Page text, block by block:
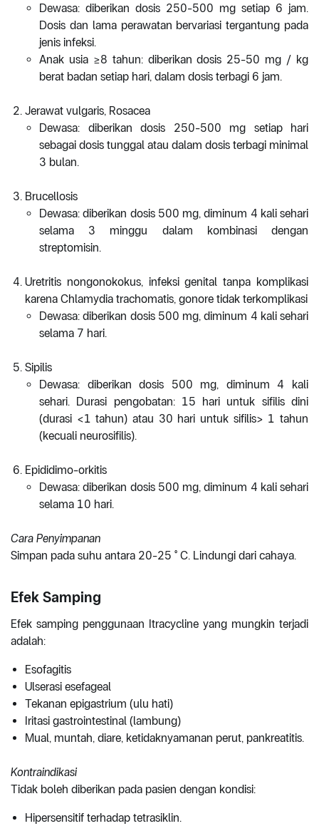
Dewasa: diberikan dosis 250-500 mg setiap 6 jam.
Dosis dan lama perawatan bervariasi tergantung pada
jenis infeksi.
Anak usia ≥8 tahun: diberikan dosis 25-50 mg / kg
berat badan setiap hari, dalam dosis terbagi 6 jam.
Jerawat vulgaris, Rosacea
Dewasa: diberikan dosis 250-500 mg setiap hari
sebagai dosis tunggal atau dalam dosis terbagi minimal
3 bulan.
Brucellosis
Dewasa: diberikan dosis 500 mg, diminum 4 kali sehari
selama 3 minggu dalam kombinasi dengan
streptomisin.
Uretritis nongonokokus, infeksi genital tanpa komplikasi
karena Chlamydia trachomatis, gonore tidak terkomplikasi
Dewasa: diberikan dosis 500 mg, diminum 4 kali sehari
selama 7 hari.
Sipilis
Dewasa: diberikan dosis 500 mg, diminum 4 kali
sehari. Durasi pengobatan: 15 hari untuk sifilis dini
(durasi <1 tahun) atau 30 hari untuk sifilis> 1 tahun
(kecuali neurosifilis).
Epididimo-orkitis
Dewasa: diberikan dosis 500 mg, diminum 4 kali sehari
selama 10 hari.
Cara Penyimpanan
Simpan pada suhu antara 20-25 ° C. Lindungi dari cahaya.
Efek Samping
Efek samping penggunaan Itracycline yang mungkin terjadi
adalah:
Esofagitis
Ulserasi esefageal
Tekanan epigastrium (ulu hati)
Iritasi gastrointestinal (lambung)
Mual, muntah, diare, ketidaknyamanan perut, pankreatitis.
Kontraindikasi
Tidak boleh diberikan pada pasien dengan kondisi:
Hipersensitif terhadap tetrasiklin.